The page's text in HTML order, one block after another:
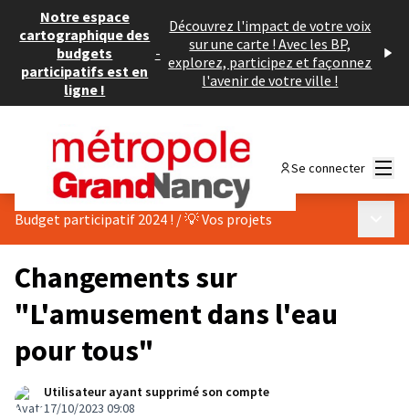
Notre espace
cartographique des
budgets
participatifs est en
ligne !
-
Découvrez l'impact de votre voix
sur une carte ! Avec les BP,
explorez, participez et façonnez
l'avenir de votre ville !
Se connecter
Budget participatif 2024 ! /💡 Vos projets
Changements sur
"L'amusement dans l'eau
pour tous"
Utilisateur ayant supprimé son compte
17/10/2023 09:08